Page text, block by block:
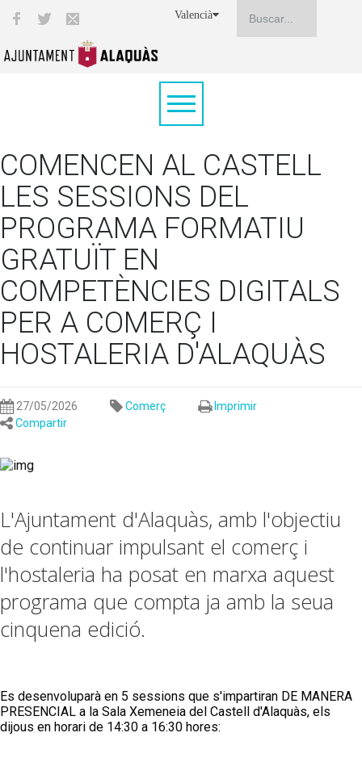
Valencià
COMENCEN AL CASTELL
LES SESSIONS DEL
PROGRAMA FORMATIU
GRATUÏT EN
COMPETÈNCIES DIGITALS
PER A COMERÇ I
HOSTALERIA D'ALAQUÀS
27/05/2026 Comerç
Imprimir
Compartir
L'Ajuntament d'Alaquàs, amb l'objectiu
de continuar impulsant el comerç i
l'hostaleria ha posat en marxa aquest
programa que compta ja amb la seua
cinquena edició.
Es desenvoluparà en 5 sessions que s'impartiran DE MANERA
PRESENCIAL a la Sala Xemeneia del Castell d'Alaquàs, els
dijous en horari de 14:30 a 16:30 hores: